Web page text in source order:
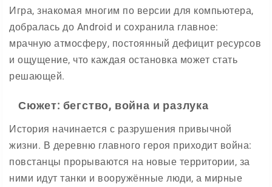
Игра, знакомая многим по версии для компьютера,
добралась до Android и сохранила главное:
мрачную атмосферу, постоянный дефицит ресурсов
и ощущение, что каждая остановка может стать
решающей.
Сюжет: бегство, война и разлука
История начинается с разрушения привычной
жизни. В деревню главного героя приходит война:
повстанцы прорываются на новые территории, за
ними идут танки и вооружённые люди, а мирные